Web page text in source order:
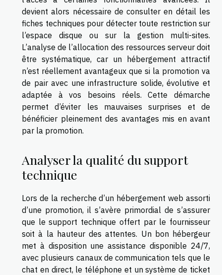
devient alors nécessaire de consulter en détail les
fiches techniques pour détecter toute restriction sur
l’espace disque ou sur la gestion multi-sites.
L’analyse de l’allocation des ressources serveur doit
être systématique, car un hébergement attractif
n’est réellement avantageux que si la promotion va
de pair avec une infrastructure solide, évolutive et
adaptée à vos besoins réels. Cette démarche
permet d’éviter les mauvaises surprises et de
bénéficier pleinement des avantages mis en avant
par la promotion.
Analyser la qualité du support
technique
Lors de la recherche d’un hébergement web assorti
d’une promotion, il s’avère primordial de s’assurer
que le support technique offert par le fournisseur
soit à la hauteur des attentes. Un bon hébergeur
met à disposition une assistance disponible 24/7,
avec plusieurs canaux de communication tels que le
chat en direct, le téléphone et un système de ticket